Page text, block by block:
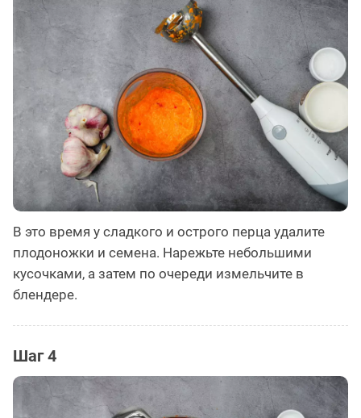
В это время у сладкого и острого перца удалите
плодоножки и семена. Нарежьте небольшими
кусочками, а затем по очереди измельчите в
блендере.
Шаг 4